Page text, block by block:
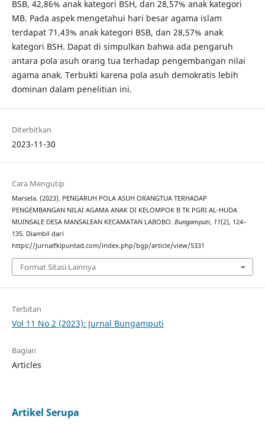
BSB, 42,86% anak kategori BSH, dan 28,57% anak kategori
MB. Pada aspek mengetahui hari besar agama islam
terdapat 71,43% anak kategori BSB, dan 28,57% anak
kategori BSH. Dapat di simpulkan bahwa ada pengaruh
antara pola asuh orang tua terhadap pengembangan nilai
agama anak. Terbukti karena pola asuh demokratis lebih
dominan dalam penelitian ini.
Diterbitkan
2023-11-30
Cara Mengutip
Marsela. (2023). PENGARUH POLA ASUH ORANGTUA TERHADAP
PENGEMBANGAN NILAI AGAMA ANAK DI KELOMPOK B TK PGRI AL-HUDA
MUINSALE DESA MANSALEAN KECAMATAN LABOBO. Bungamputi, 11(2), 124–
135. Diambil dari
https://jurnalfkipuntad.com/index.php/bgp/article/view/5331
Format Sitasi Lainnya
Terbitan
Vol 11 No 2 (2023): Jurnal Bungamputi
Bagian
Articles
Artikel Serupa